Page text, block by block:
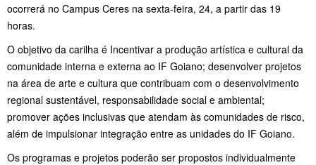
ocorrerá no Campus Ceres na sexta-feira, 24, a partir das 19
horas.
O objetivo da carilha é Incentivar a produção artística e cultural da
comunidade interna e externa ao IF Goiano; desenvolver projetos
na área de arte e cultura que contribuam com o desenvolvimento
regional sustentável, responsabilidade social e ambiental;
promover ações inclusivas que atendam às comunidades de risco,
além de impulsionar integração entre as unidades do IF Goiano.
Os programas e projetos poderão ser propostos individualmente